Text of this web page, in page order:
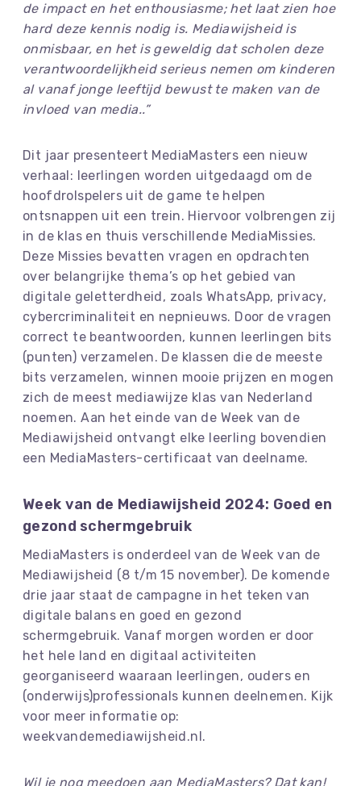
de impact en het enthousiasme; het laat zien hoe
hard deze kennis nodig is. Mediawijsheid is
onmisbaar, en het is geweldig dat scholen deze
verantwoordelijkheid serieus nemen om kinderen
al vanaf jonge leeftijd bewust te maken van de
invloed van media..”
Dit jaar presenteert MediaMasters een nieuw
verhaal: leerlingen worden uitgedaagd om de
hoofdrolspelers uit de game te helpen
ontsnappen uit een trein. Hiervoor volbrengen zij
in de klas en thuis verschillende MediaMissies.
Deze Missies bevatten vragen en opdrachten
over belangrijke thema’s op het gebied van
digitale geletterdheid, zoals WhatsApp, privacy,
cybercriminaliteit en nepnieuws. Door de vragen
correct te beantwoorden, kunnen leerlingen bits
(punten) verzamelen. De klassen die de meeste
bits verzamelen, winnen mooie prijzen en mogen
zich de meest mediawijze klas van Nederland
noemen. Aan het einde van de Week van de
Mediawijsheid ontvangt elke leerling bovendien
een MediaMasters-certificaat van deelname.
Week van de Mediawijsheid 2024: Goed en
gezond schermgebruik
MediaMasters is onderdeel van de Week van de
Mediawijsheid (8 t/m 15 november). De komende
drie jaar staat de campagne in het teken van
digitale balans en goed en gezond
schermgebruik. Vanaf morgen worden er door
het hele land en digitaal activiteiten
georganiseerd waaraan leerlingen, ouders en
(onderwijs)professionals kunnen deelnemen. Kijk
voor meer informatie op:
weekvandemediawijsheid.nl.
Wil je nog meedoen aan MediaMasters? Dat kan!